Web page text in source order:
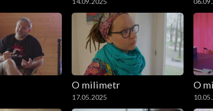
O milimetr
17.05.2025
O